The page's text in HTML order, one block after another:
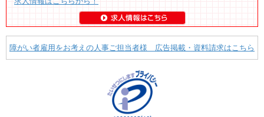
障がい者雇用をお考えの人事ご担当者様 広告掲載・資料請求はこちら